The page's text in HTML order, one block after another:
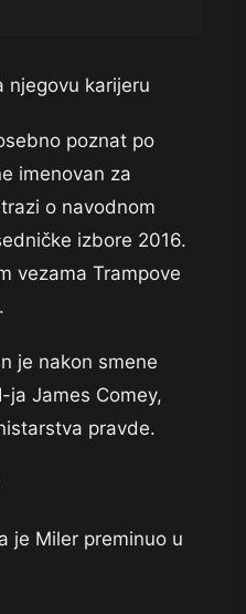
njegovu karijeru
poznat po
imenovan za
o navodnom
izbore 2016.
vezama Trampove
je nakon smene
ja James Comey,
pravde.
je Miler preminuo u